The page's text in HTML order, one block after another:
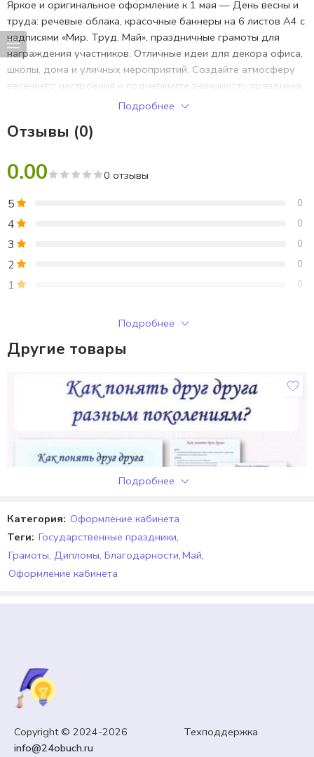
Яркое и оригинальное оформление к 1 мая — День весны и
труда: речевые облака, красочные баннеры на 6 листов А4 с
надписями «Мир. Труд. Май», праздничные грамоты для
награждения участников. Отличные идеи для декора офиса,
школы, дома и уличных мероприятий. Создайте атмосферу
весеннего настроения и подчеркните значимость праздника
труда с помощью готовых шаблонов и аксессуаров!
Подробнее
Отзывы (0)
0.00 0 отзывы
5 0
4 0
3 0
2 0
1 0
Только зарегистрированные клиенты, купившие этот товар,
могут публиковать отзывы.
Отзывов пока нет.
Подробнее
Другие товары
РАЗГОВОРЫ О ВАЖНОМ
Презентация «Как понять друг друга разным
поколениям?». Разговоры о важном.
Подробнее
Категория: Оформление кабинета
Теги: Государственные праздники,
Грамоты, Дипломы, Благодарности,Май,
Оформление кабинета
Copyright © 2024-2026 Техподдержка
info@24obuch.ru